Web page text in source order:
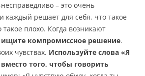
– это очень
каждый решает для себя, что такое
плохо. Когда возникают
ищите компромиссное решение.
чувствах. Используйте слова «Я
того, чтобы говорить